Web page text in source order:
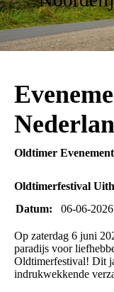
Oldtimer
Oldtimerfestival
Datum:
06-06-2026
Op zaterdag 6 juni
paradijs voor
Oldtimerfestival! Dit
indrukwekkende